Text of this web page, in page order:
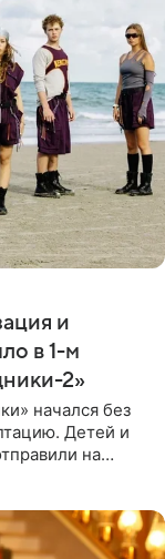
и
в 1-м
2»
начался без
Детей и
на